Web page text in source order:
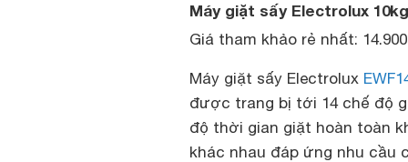
Máy giặt sấy Electrolux 10kg
Giá tham khảo rẻ nhất:
Máy giặt sấy Electrolux
được trang bị tới 14 chế độ
độ thời gian giặt hoàn toàn
khác nhau đáp ứng nhu cầu